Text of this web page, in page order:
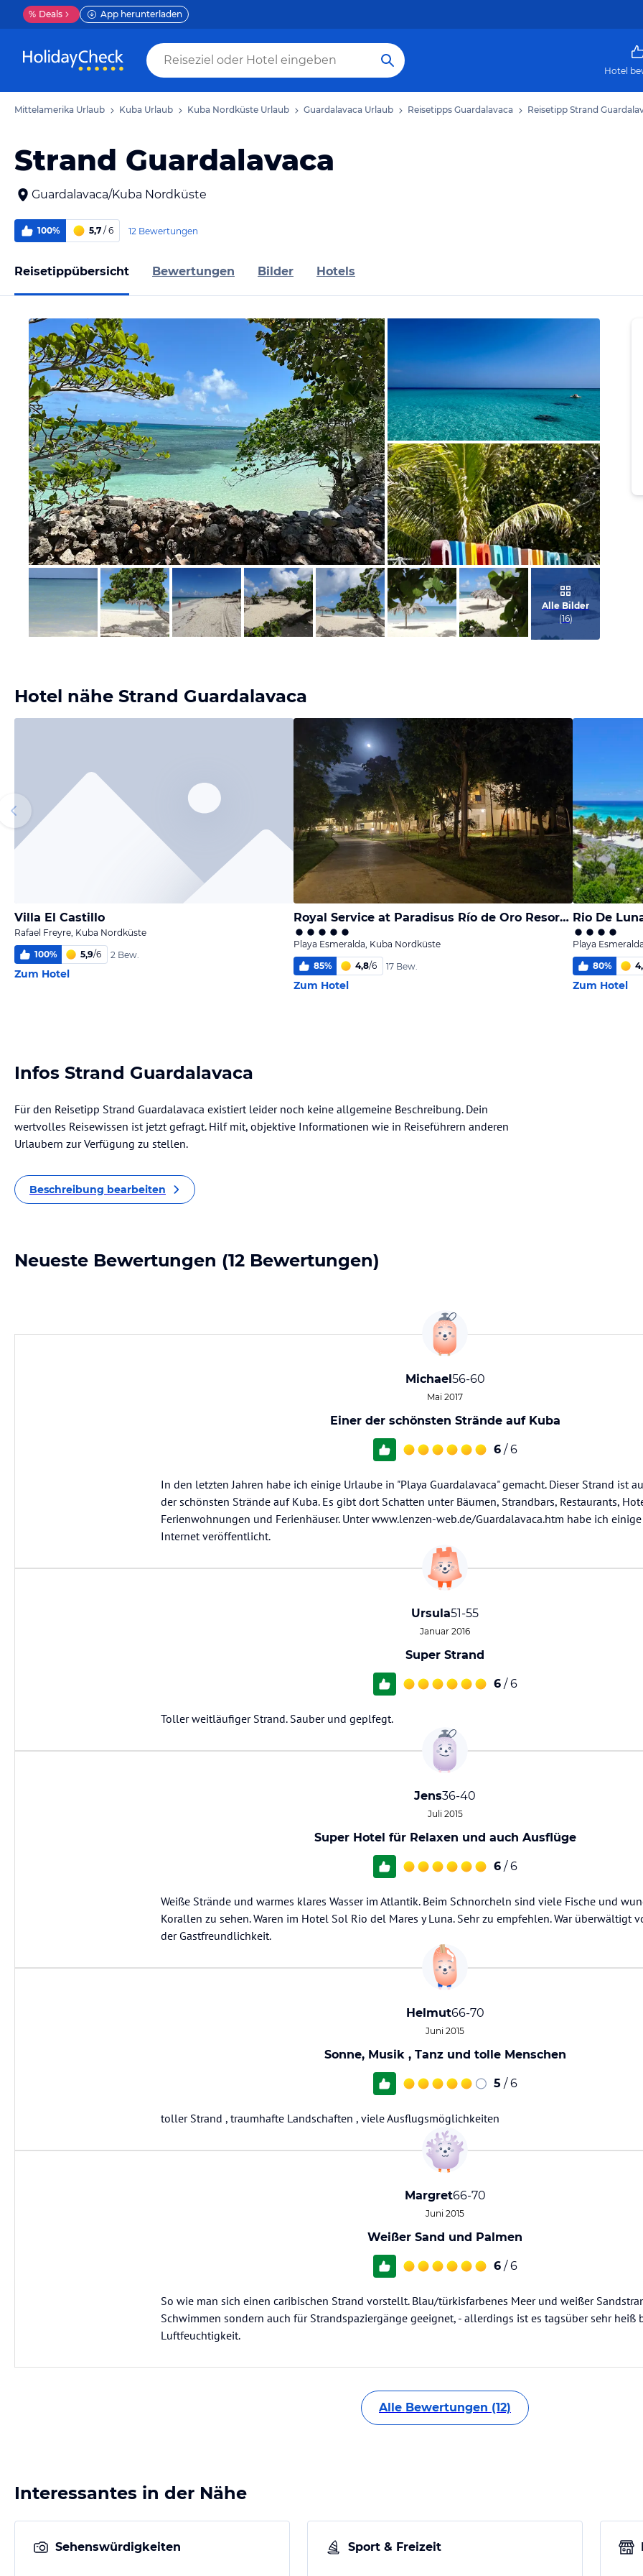
% Deals App herunterladen
Hotel
Mittelamerika Urlaub Kuba Urlaub Kuba Nordküste Urlaub Guardalavaca Urlaub Reisetipps Guardalavaca Reisetipp Strand
Strand Guardalavaca
Guardalavaca/Kuba Nordküste
100% 5,7 / 6 12 Bewertungen
Reisetippübersicht Bewertungen Bilder Hotels
Bild melden
Bild melden
von Sylvia
Bild melden
von Sylvia
Alle Bilder
(16)
Hotel nähe Strand Guardalavaca
Villa El Castillo
Rafael Freyre, Kuba Nordküste
100% 5,9/6 2 Bew.
Zum Hotel
Royal Service at Paradisus Río de Oro Resort & Spa
Playa Esmeralda, Kuba Nordküste
85% 4,8/6 17 Bew.
Zum Hotel
Rio De
Playa
80%
Zum Hotel
Infos Strand Guardalavaca
Für den Reisetipp Strand Guardalavaca existiert leider noch keine allgemeine Beschreibung. Dein
wertvolles Reisewissen ist jetzt gefragt. Hilf mit, objektive Informationen wie in Reiseführern anderen
Urlaubern zur Verfügung zu stellen.
Beschreibung bearbeiten
Neueste Bewertungen (12 Bewertungen)
Michael56-60
Mai 2017
Einer der schönsten Strände auf Kuba
6 / 6
In den letzten Jahren habe ich einige Urlaube in "Playa Guardalavaca" gemacht. Dieser Strand ist
der schönsten Strände auf Kuba. Es gibt dort Schatten unter Bäumen, Strandbars, Restaurants,
Ferienwohnungen und Ferienhäuser. Unter www.lenzen-web.de/Guardalavaca.htm habe ich
Internet veröffentlicht.
Ursula51-55
Januar 2016
Super Strand
6 / 6
Toller weitläufiger Strand. Sauber und geplfegt.
Jens36-40
Juli 2015
Super Hotel für Relaxen und auch Ausflüge
6 / 6
Weiße Strände und warmes klares Wasser im Atlantik. Beim Schnorcheln sind viele Fische und
Korallen zu sehen. Waren im Hotel Sol Rio del Mares y Luna. Sehr zu empfehlen. War überwältigt
der Gastfreundlichkeit.
Helmut66-70
Juni 2015
Sonne, Musik , Tanz und tolle Menschen
5 / 6
toller Strand , traumhafte Landschaften , viele Ausflugsmöglichkeiten
Margret66-70
Juni 2015
Weißer Sand und Palmen
6 / 6
So wie man sich einen caribischen Strand vorstellt. Blau/türkisfarbenes Meer und weißer
Schwimmen sondern auch für Strandspaziergänge geeignet, - allerdings ist es tagsüber sehr heiß
Luftfeuchtigkeit.
Alle Bewertungen (12)
Interessantes in der Nähe
Sehenswürdigkeiten Sport & Freizeit